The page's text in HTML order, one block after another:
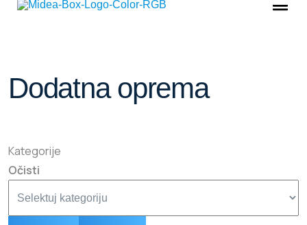
Dodatna oprema
Kategorije
Očisti